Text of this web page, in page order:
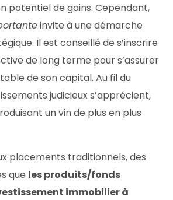
potentiel de gains. Cependant,
invite à une démarche
Il est conseillé de s’inscrire
de long terme pour s’assurer
de son capital. Au fil du
judicieux s’apprécient,
un vin de plus en plus
placements traditionnels, des
que les produits/fonds
immobilier à